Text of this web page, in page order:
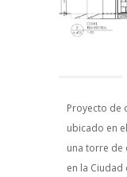
Proyecto de
ubicado en
una torre de
en la Ciudad